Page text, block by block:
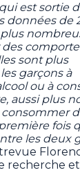
est sortie
données de
sont plus
garçons à
ou à
aussi plus
consommer
fois
les deux
recherche